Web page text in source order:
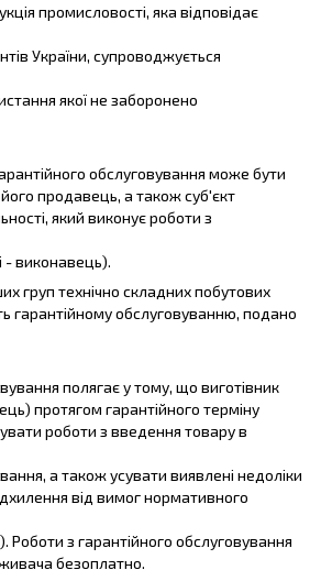
промисловості, яка відповідає
України, супроводжується
якої не заборонено
обслуговування може бути
продавець, а також суб'єкт
який виконує роботи з
- виконавець).
груп технічно складних побутових
гарантійному обслуговуванню, подано
полягає у тому, що виготівник
протягом гарантійного терміну
роботи з введення товару в
а також усувати виявлені недоліки
від вимог нормативного
Роботи з гарантійного обслуговування
безоплатно.